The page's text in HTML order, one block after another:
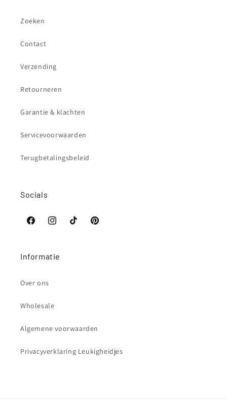
Zoeken
Contact
Verzending
Retourneren
Garantie & klachten
Servicevoorwaarden
Terugbetalingsbeleid
Socials
FacebookInstagramTikTok Pinterest
Informatie
Over ons
Wholesale
Algemene voorwaarden
Privacyverklaring Leukigheidjes